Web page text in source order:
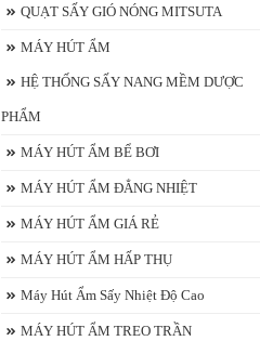
QUẠT SẤY GIÓ NÓNG MITSUTA
MÁY HÚT ẨM
HỆ THỐNG SẤY NANG MỀM DƯỢC
PHẨM
MÁY HÚT ẨM BỂ BƠI
MÁY HÚT ẨM ĐẲNG NHIỆT
MÁY HÚT ẨM GIÁ RẺ
MÁY HÚT ẨM HẤP THỤ
Máy Hút Ẩm Sấy Nhiệt Độ Cao
MÁY HÚT ẨM TREO TRẦN